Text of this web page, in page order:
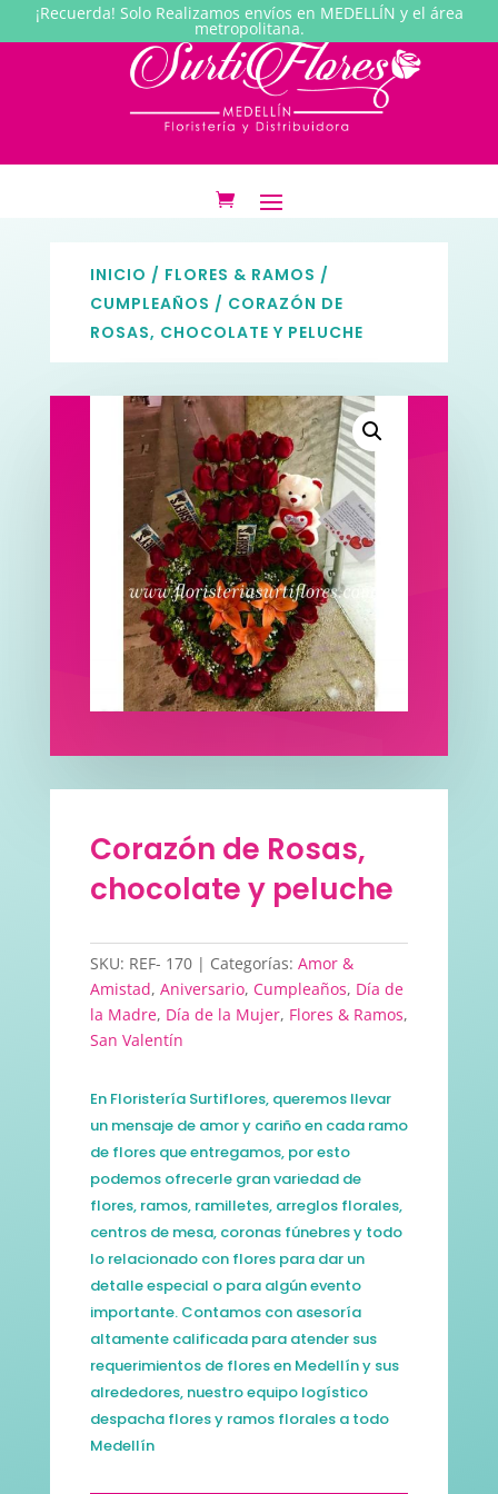
¡Recuerda! Solo Realizamos envíos en MEDELLÍN y el área
metropolitana.
INICIO / FLORES & RAMOS /
CUMPLEAÑOS / CORAZÓN DE
ROSAS, CHOCOLATE Y PELUCHE
Corazón de Rosas,
chocolate y peluche
SKU: REF- 170 Categorías: Amor &
Amistad, Aniversario, Cumpleaños, Día de
la Madre, Día de la Mujer, Flores & Ramos,
San Valentín
En Floristería Surtiflores, queremos llevar
un mensaje de amor y cariño en cada ramo
de flores que entregamos, por esto
podemos ofrecerle gran variedad de
flores, ramos, ramilletes, arreglos florales,
centros de mesa, coronas fúnebres y todo
lo relacionado con flores para dar un
detalle especial o para algún evento
importante. Contamos con asesoría
altamente calificada para atender sus
requerimientos de flores en Medellín y sus
alrededores, nuestro equipo logístico
despacha flores y ramos florales a todo
Medellín